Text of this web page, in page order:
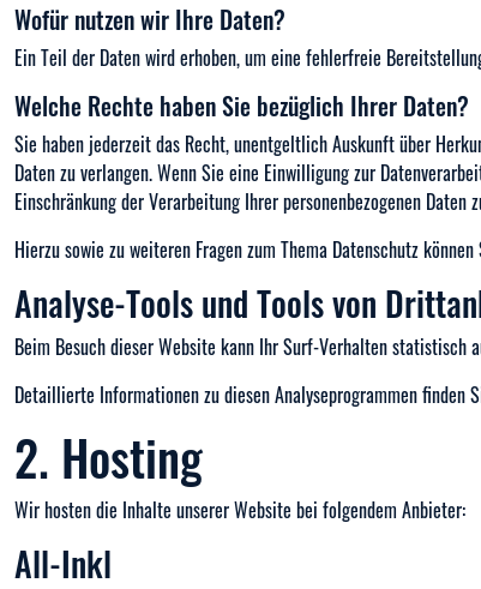
Wofür nutzen wir Ihre Daten?
Ein Teil der Daten wird erhoben, um eine fehlerfreie
Welche Rechte haben Sie bezüglich Ihrer Daten?
Sie haben jederzeit das Recht, unentgeltlich Auskunft über
Daten zu verlangen. Wenn Sie eine Einwilligung zur
Einschränkung der Verarbeitung Ihrer personenbezogenen
Hierzu sowie zu weiteren Fragen zum Thema Datenschutz
Analyse-Tools und Tools von
Beim Besuch dieser Website kann Ihr Surf-Verhalten statistisch
Detaillierte Informationen zu diesen Analyseprogrammen finden
2. Hosting
Wir hosten die Inhalte unserer Website bei folgendem Anbieter:
All-Inkl